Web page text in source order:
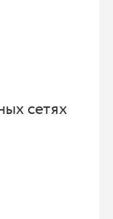
сетях